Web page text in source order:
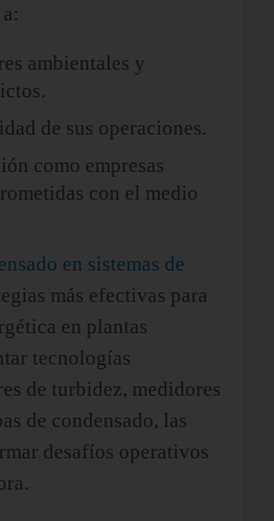
ambientales y
de sus operaciones.
como empresas
con el medio
en sistemas de
más efectivas para
en plantas
tecnologías
de turbidez, medidores
de condensado, las
desafíos operativos